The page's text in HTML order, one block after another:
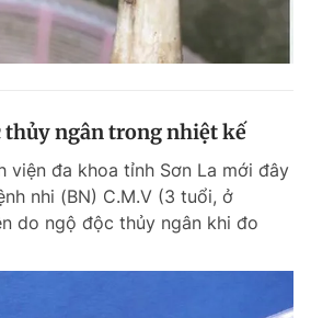
thủy ngân trong nhiệt kế
viện đa khoa tỉnh Sơn La mới đây
nhi (BN) C.M.V (3 tuổi, ở
do ngộ độc thủy ngân khi đo